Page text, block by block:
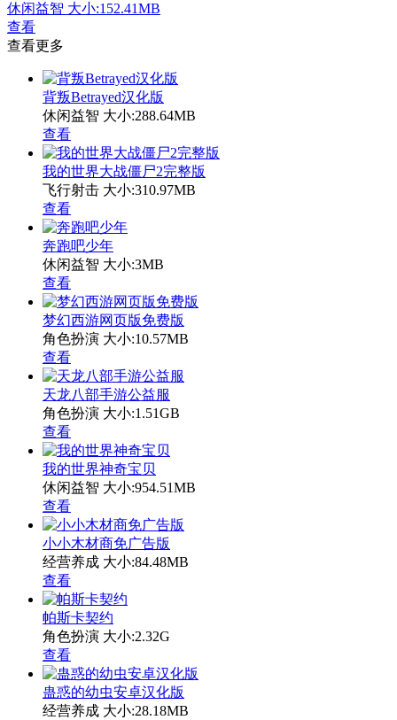
休闲益智 大小:152.41MB
查看
查看更多
背叛Betrayed汉化版
休闲益智 大小:288.64MB
查看
我的世界大战僵尸2完整版
飞行射击 大小:310.97MB
查看
奔跑吧少年
休闲益智 大小:3MB
查看
梦幻西游网页版免费版
角色扮演 大小:10.57MB
查看
天龙八部手游公益服
角色扮演 大小:1.51GB
查看
我的世界神奇宝贝
休闲益智 大小:954.51MB
查看
小小木材商免广告版
经营养成 大小:84.48MB
查看
帕斯卡契约
角色扮演 大小:2.32G
查看
蛊惑的幼虫安卓汉化版
经营养成 大小:28.18MB